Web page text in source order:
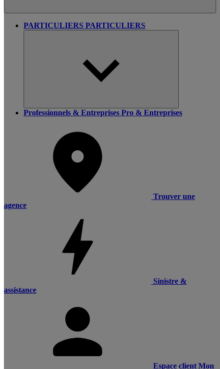
PARTICULIERS PARTICULIERS
Professionnels & Entreprises Pro & Entreprises
Trouver une
agence
Sinistre &
assistance
Espace client Mon